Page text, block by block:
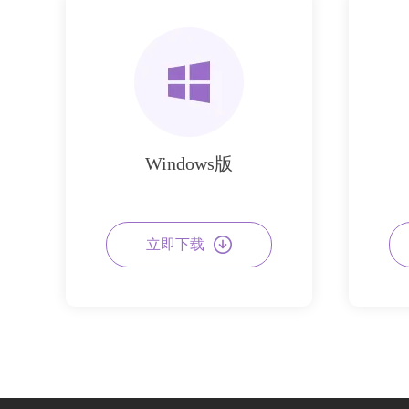
Windows版
立即下载